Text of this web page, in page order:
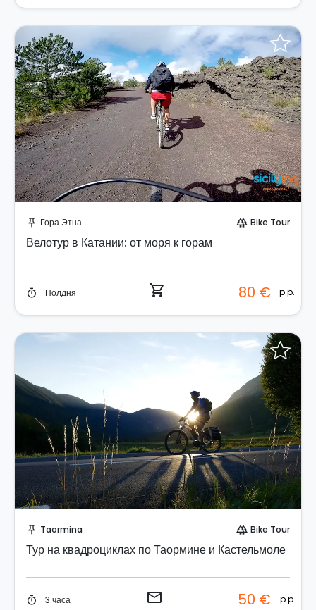
push_pin Гора Этна forest Bike Tour
Велотур в Катании: от моря к горам
timer Полдня shopping_cart 80 € p.p.
push_pin Taormina forest Bike Tour
Тур на квадроциклах по Таормине и Кастельмоле
timer 3 часа email 50 € p.p.